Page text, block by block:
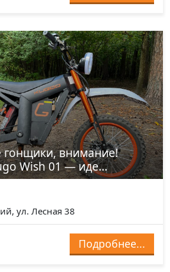
внимание!
Wish 01 — иде...
ул. Лесная 38
Подробнее...